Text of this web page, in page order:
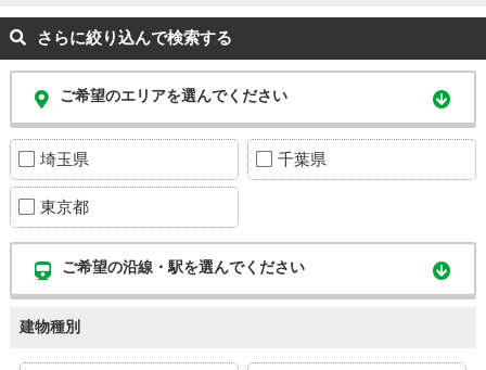
さらに絞り込んで検索する
ご希望のエリアを選んでください
埼玉県 千葉県
東京都
ご希望の沿線・駅を選んでください
建物種別